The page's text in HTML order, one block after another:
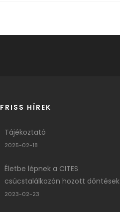
FRISS HÍREK
Tájékoztató
2025-02-18
Életbe lépnek a CITES
csúcstalálkozón hozott döntések
2023-02-23